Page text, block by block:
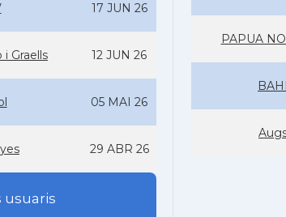
17 JUN 26
Graells 12 JUN 26
05 MAI 26
29 ABR 26
usuaris
PAPUA